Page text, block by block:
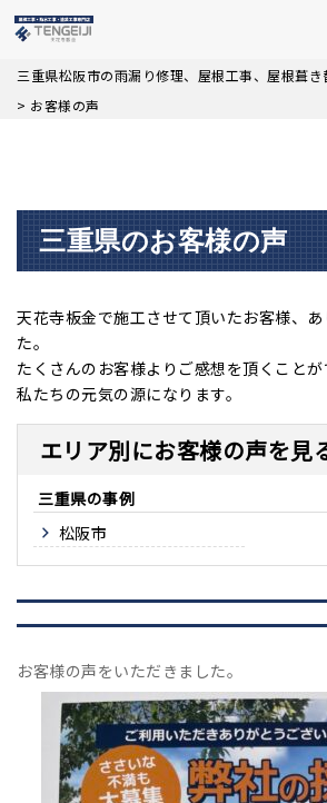
Skip
main
三重県松阪市の雨漏り修理、屋根工事、屋根葺き
> お客様の声
三重県のお客様の声
天花寺板金で施工させて頂いたお客様、
た。
たくさんのお客様よりご感想を頂くこと
私たちの元気の源になります。
エリア別にお客様の声を見
三重県
松阪市
お客様の声をいただきました。